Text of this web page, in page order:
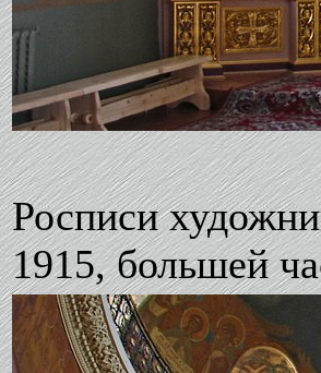
Росписи
1915, большей